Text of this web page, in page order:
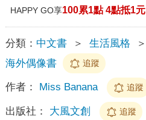
HAPPY GO享100累1點 4點抵1元
分類： 中文書 ＞ 生活風格 ＞
海外偶像書
追蹤
作者： Miss Banana 追蹤
出版社： 大風文創 追蹤